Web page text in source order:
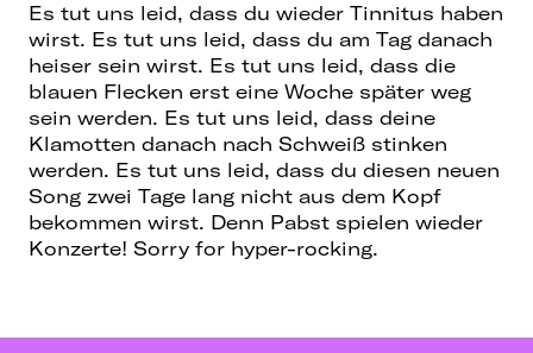
Es tut uns leid, dass du wieder Tinnitus haben
wirst. Es tut uns leid, dass du am Tag danach
heiser sein wirst. Es tut uns leid, dass die
blauen Flecken erst eine Woche später weg
sein werden. Es tut uns leid, dass deine
Klamotten danach nach Schweiß stinken
werden. Es tut uns leid, dass du diesen neuen
Song zwei Tage lang nicht aus dem Kopf
bekommen wirst. Denn Pabst spielen wieder
Konzerte! Sorry for hyper-rocking.